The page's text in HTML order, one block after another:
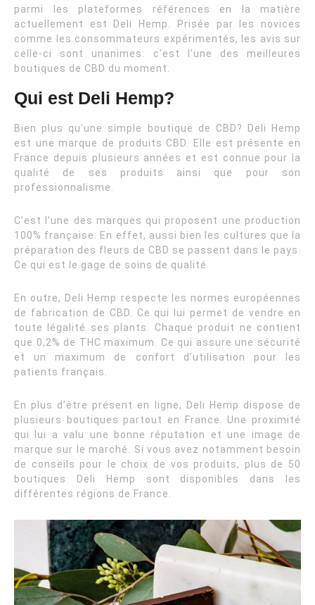
parmi les plateformes références en la matière
actuellement est Deli Hemp. Prisée par les novices
comme les consommateurs expérimentés, les avis sur
celle-ci sont unanimes: c’est l’une des meilleures
boutiques de CBD du moment.
Qui est Deli Hemp?
Bien plus qu’une simple boutique de CBD? Deli Hemp
est une marque de produits CBD. Elle est présente en
France depuis plusieurs années et est connue pour la
qualité de ses produits ainsi que pour son
professionnalisme.
C’est l’une des marques qui proposent une production
100% française. En effet, aussi bien les cultures que la
préparation des fleurs de CBD se passent dans le pays.
Ce qui est le gage de soins de qualité.
En outre, Deli Hemp respecte les normes européennes
de fabrication de CBD. Ce qui lui permet de vendre en
toute légalité ses plants. Chaque produit ne contient
que 0,2% de THC maximum. Ce qui assure une sécurité
et un maximum de confort d’utilisation pour les
patients français.
En plus d’être présent en ligne, Deli Hemp dispose de
plusieurs boutiques partout en France. Une proximité
qui lui a valu une bonne réputation et une image de
marque sur le marché. Si vous avez notamment besoin
de conseils pour le choix de vos produits, plus de 50
boutiques Deli Hemp sont disponibles dans les
différentes régions de France.